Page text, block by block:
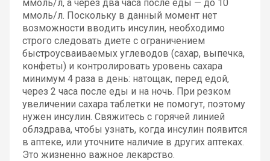
ммоль/л, а через два часа после еды — до 10
ммоль/л. Поскольку в данный момент нет
возможности вводить инсулин, необходимо
строго следовать диете с ограничением
быстроусваиваемых углеводов (сахар, выпечка,
конфеты) и контролировать уровень сахара
минимум 4 раза в день: натощак, перед едой,
через 2 часа после еды и на ночь. При резком
увеличении сахара таблетки не помогут, поэтому
нужен инсулин. Свяжитесь с горячей линией
облздрава, чтобы узнать, когда инсулин появится
в аптеке, или уточните наличие в других аптеках.
Это жизненно важное лекарство.